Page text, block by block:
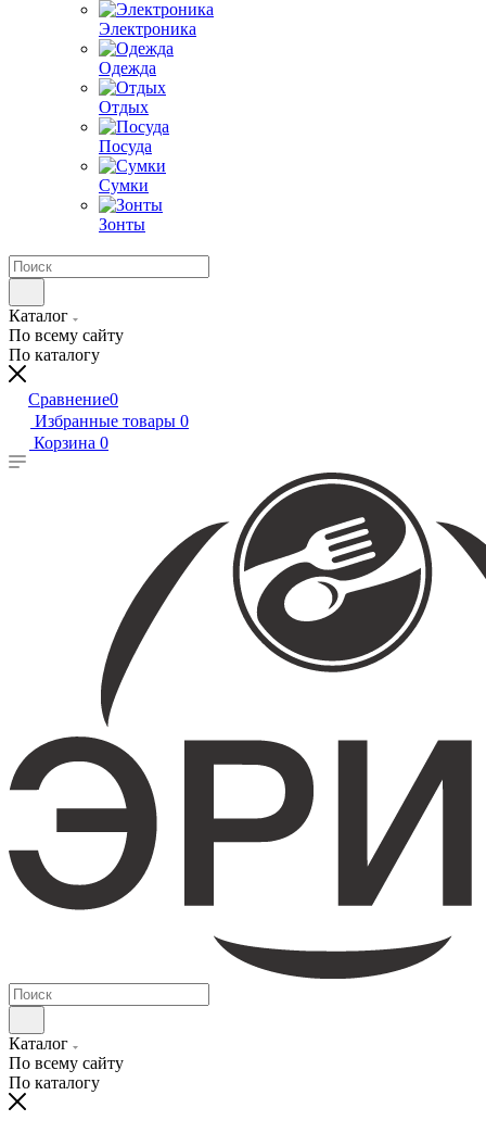
Электроника
Одежда
Отдых
Посуда
Сумки
Зонты
Каталог
По всему сайту
По каталогу
Сравнение0
Избранные товары 0
Корзина 0
Каталог
По всему сайту
По каталогу